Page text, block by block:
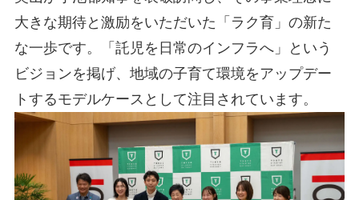
大きな期待と激励をいただいた「ラク育」の新た
な一歩です。「託児を日常のインフラへ」という
ビジョンを掲げ、地域の子育て環境をアップデー
トするモデルケースとして注目されています。